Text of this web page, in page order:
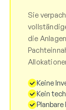
Sie
die
Keine
Kein
Planbare